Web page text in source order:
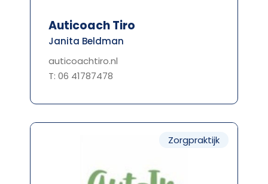
Auticoach Tiro
Janita Beldman
auticoachtiro.nl
T: 06 41787478
Zorgpraktijk